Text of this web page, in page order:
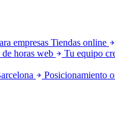
empresas Tiendas online
horas web Tu equipo
Posicionamiento